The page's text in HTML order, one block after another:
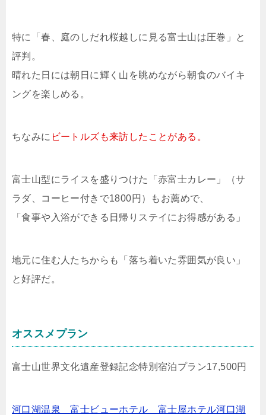
特に「春、庭のしだれ桜越しに見る富士山は圧巻」と
評判。
晴れた日には朝日に輝く山を眺めながら朝食のバイキ
ングを楽しめる。
ちなみに ビートルズも来訪したことがある。
富士山型にライスを盛りつけた「赤富士カレー」（サ
ラダ、コーヒー付きで1800円）もお薦めで、
「食事や入浴ができる日帰りステイにお得感がある」
地元に住む人たちからも「落ち着いた雰囲気が良い」
と好評だ。
オススメプラン
富士山世界文化遺産登録記念特別宿泊プラン17,500円
河口湖温泉 富士ビューホテル 富士屋ホテル河口湖